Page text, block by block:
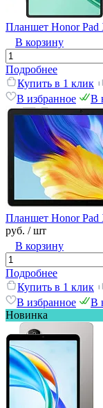
Планшет Honor Pad
В корзину
Подробнее
Купить в 1 клик
В избранное
В
Планшет Honor
руб. / шт
В корзину
Подробнее
Купить в 1 клик
В избранное
В
Новинка